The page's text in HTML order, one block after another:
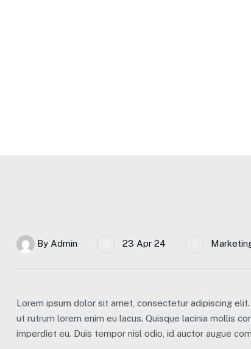
By Admin 23 Apr 24
Lorem ipsum dolor sit amet, consectetur adipiscing
ut rutrum lorem enim eu lacus. Quisque lacinia mollis
imperdiet eu. Duis tempor nisl odio, id auctor augue